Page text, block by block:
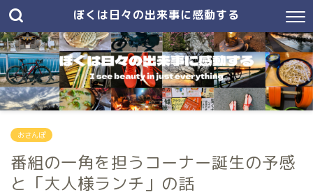
ぼくは日々の出来事に感動する
おさんぽ
番組の一角を担うコーナー誕生の予感
と「大人様ランチ」の話